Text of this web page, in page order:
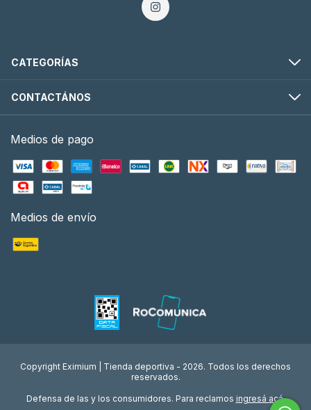
CATEGORÍAS
CONTACTÁNOS
Medios de pago
Medios de envío
Copyright Eximium | Tienda deportiva - 2026. Todos los derechos
reservados.
Defensa de las y los consumidores. Para reclamos ingresá acá.